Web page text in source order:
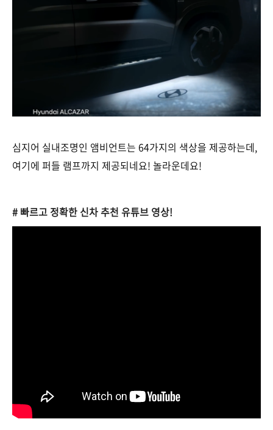
심지어 실내조명인 앰비언트는 64가지의 색상을 제공하는데,
여기에 퍼들 램프까지 제공되네요! 놀라운데요!
# 빠르고 정확한 신차 추천 유튜브 영상!